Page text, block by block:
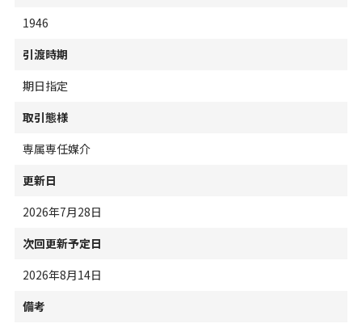
1946
引渡時期
期日指定
取引態様
専属専任媒介
更新日
2026年7月28日
次回更新予定日
2026年8月14日
備考